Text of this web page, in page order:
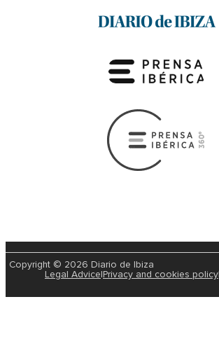
Copyright © 2026 Diario de Ibiza
Legal Advice Privacy and cookies policy